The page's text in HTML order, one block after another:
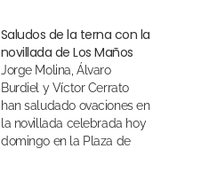
Saludos de la terna con la
novillada de Los Maños
Jorge Molina, Álvaro
Burdiel y Víctor Cerrato
han saludado ovaciones en
la novillada celebrada hoy
domingo en la Plaza de